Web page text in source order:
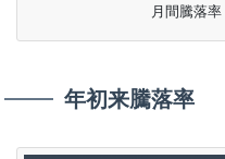
月間騰落率
年初来騰落率